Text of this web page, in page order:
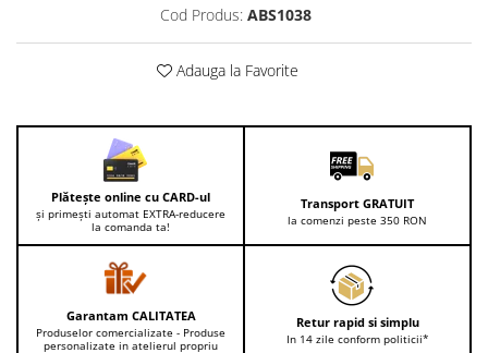
Cod Produs: ABS1038
Adauga la Favorite
Plătește online cu CARD-ul
și primești automat EXTRA-reducere
la comanda ta!
Transport GRATUIT
la comenzi peste 350 RON
Garantam CALITATEA
Produselor comercializate - Produse
personalizate in atelierul propriu
Retur rapid si simplu
In 14 zile conform politicii*